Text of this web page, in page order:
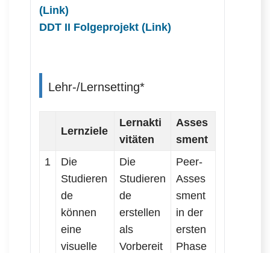
(Link)
DDT II Folgeprojekt (Link)
Lehr-/Lernsetting*
Lernziele
Lernakti
vitäten
Asses
sment
1
Die
Studieren
de
können
eine
visuelle
Die
Studieren
de
erstellen
als
Vorbereit
Peer-
Asses
sment
in der
ersten
Phase